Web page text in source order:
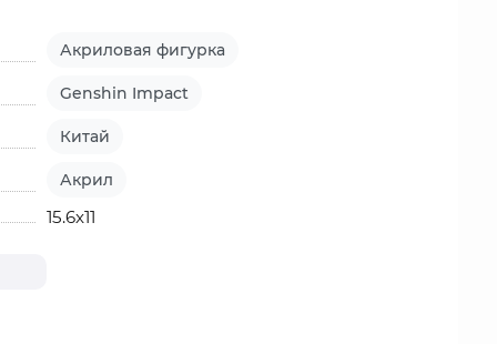
Акриловая фигурка
Genshin Impact
Китай
Акрил
15.6х11